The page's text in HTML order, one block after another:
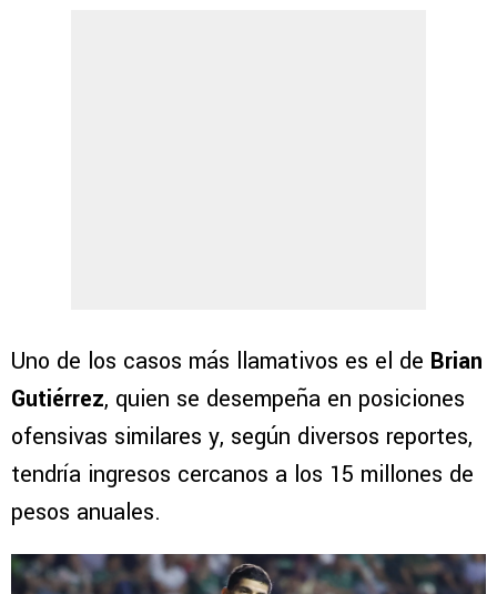
Uno de los casos más llamativos es el de Brian
Gutiérrez, quien se desempeña en posiciones
ofensivas similares y, según diversos reportes,
tendría ingresos cercanos a los 15 millones de
pesos anuales.